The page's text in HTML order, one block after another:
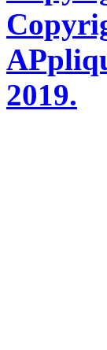
2019.